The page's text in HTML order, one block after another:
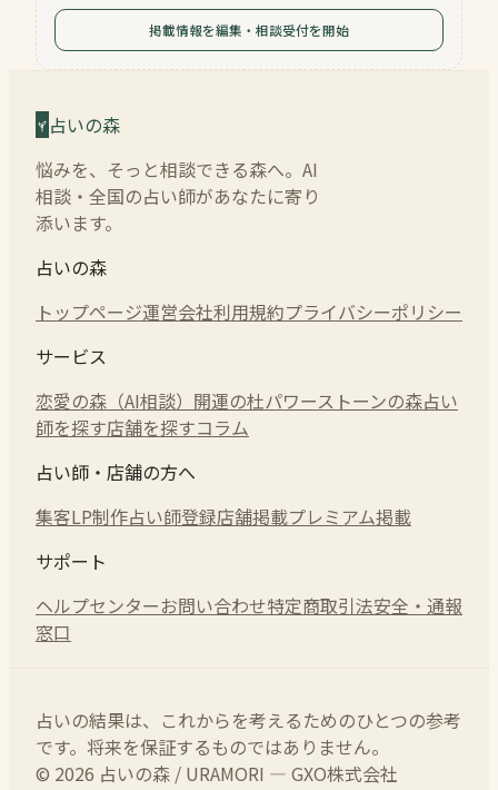
掲載情報を編集・相談受付を開始
占いの森
悩みを、そっと相談できる森へ。AI
相談・全国の占い師があなたに寄り
添います。
占いの森
トップページ運営会社利用規約プライバシーポリシー
サービス
恋愛の森（AI相談） 開運の杜パワーストーンの森占い
師を探す店舗を探すコラム
占い師・店舗の方へ
集客LP制作占い師登録店舗掲載プレミアム掲載
サポート
ヘルプセンターお問い合わせ特定商取引法安全・通報
窓口
占いの結果は、これからを考えるためのひとつの参考
です。将来を保証するものではありません。
© 2026 占いの森 / URAMORI — GXO株式会社